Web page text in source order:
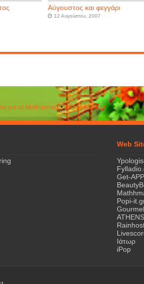
Αύγουστος και φεγγάρι
12 Αυγούστου, 2007
για τα Μαθηματικά•ΒeautyΒook.gr
Web
Get-
Popi-
Ιάτωρ
iPop